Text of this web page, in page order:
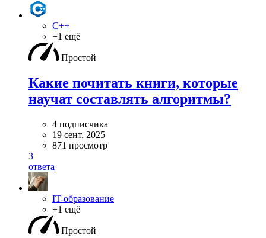
C++
+1 ещё
Простой
Какие почитать книги, которые
научат составлять алгоритмы?
4 подписчика
19 сент. 2025
871 просмотр
3
ответа
IT-образование
+1 ещё
Простой